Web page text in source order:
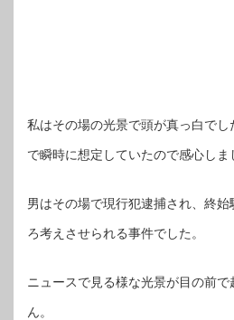
私はその場の光景で頭が真っ白でし
で瞬時に想定していたので感心しま
男はその場で現行犯逮捕され、終
ろ考えさせられる事件でした。
ニュースで見る様な光景が目の前
ん。